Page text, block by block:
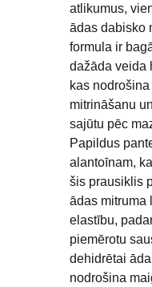
atlikumus,
ādas dabisko
formula ir
dažāda veida
kas
mitrināšanu
sajūtu pēc
Papildus
alantoīnam,
šis prausiklis
ādas mitruma
elastību,
piemērotu
dehidrētai
nodrošina